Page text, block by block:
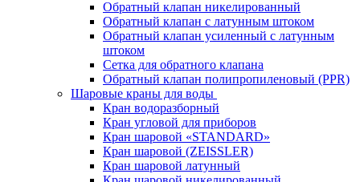
Обратный клапан никелированный
Обратный клапан с латунным штоком
Обратный клапан усиленный с латунным
штоком
Сетка для обратного клапана
Обратный клапан полипропиленовый (PPR)
Шаровые краны для воды
Кран водоразборный
Кран угловой для приборов
Кран шаровой «STANDARD»
Кран шаровой (ZEISSLER)
Кран шаровой латунный